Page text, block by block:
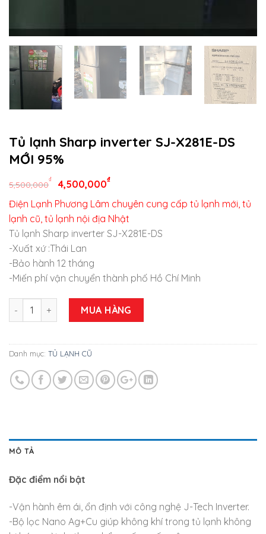
Tủ lạnh Sharp inverter SJ-X281E-DS
MỚI 95%
5,500,000
₫ 4,500,000₫
Điện Lạnh Phương Lâm chuyên cung cấp tủ lạnh mới, tủ
lạnh cũ, tủ lạnh nội địa Nhật
Tủ lạnh Sharp inverter SJ-X281E-DS
-Xuất xứ :Thái Lan
-Bảo hành 12 tháng
-Miến phí vận chuyển thành phố Hồ Chí Minh
Tủ lạnh Sharp inverter SJ-X281E-DS MỚI 95% số lượng
MUA HÀNG
Danh mục: TỦ LẠNH CŨ
MÔ TẢ
Đặc điểm nổi bật
-Vận hành êm ái, ổn định với công nghệ J-Tech Inverter.
-Bộ lọc Nano Ag+Cu giúp không khí trong tủ lạnh không